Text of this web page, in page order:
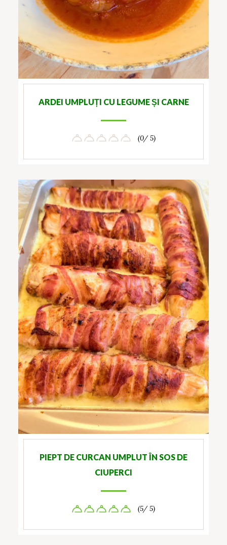
ARDEI UMPLUȚI CU LEGUME ȘI CARNE
(0/ 5)
PIEPT DE CURCAN UMPLUT ÎN SOS DE
CIUPERCI
(5/ 5)